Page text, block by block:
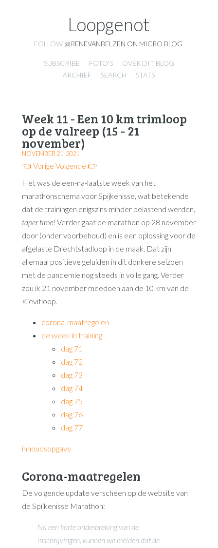
Loopgenot
FOLLOW @RENEVANBELZEN ON MICRO.BLOG
SUBSCRIBE FOTO'S
OVER DIT BLOG
ARCHIEF
SEARCH STATS
Week 11 - Een 10 km trimloop
op de valreep (15 - 21
november)
NOVEMBER 21, 2021
👈 Vorige Volgende 👉
Het was de een-na-laatste week van het
marathonschema voor Spijkenisse, wat betekende
dat de trainingen enigszins minder belastend werden,
taper time! Verder gaat de marathon op 28 november
door (onder voorbehoud) en is een oplossing voor de
afgelaste Drechtstadloop in de maak. Dat zijn
allemaal positieve geluiden in dit donkere seizoen
met de pandemie nog steeds in volle gang. Verder
zou ik 21 november meedoen aan de 10 km van de
Kievitloop.
corona-maatregelen
de week in training
dag 71
dag 72
dag 73
dag 74
dag 75
dag 76
dag 77
inhoudsopgave
Corona-maatregelen
De volgende update verscheen op de website van
de Spijkenisse Marathon:
Na een korte onderbreking van de
inschrijvingen, kunnen we melden dat de